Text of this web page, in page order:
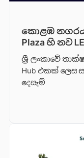
කොළඹ
Plaza හි නව
ශ්‍රී ලංකාවේ
Hub එකක් ලෙස
දෙසැම්